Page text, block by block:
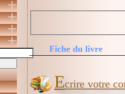
Fiche du livre
Ecrire votre